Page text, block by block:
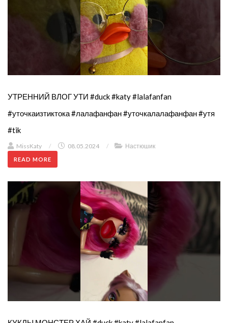
УТРЕННИЙ ВЛОГ УТИ #duck #katy #lalafanfan
#уточкаизтиктока #лалафанфан #уточкалалафанфан #утя
#tik
MissKaty / 08.05.2024 / Настюшик
READ MORE